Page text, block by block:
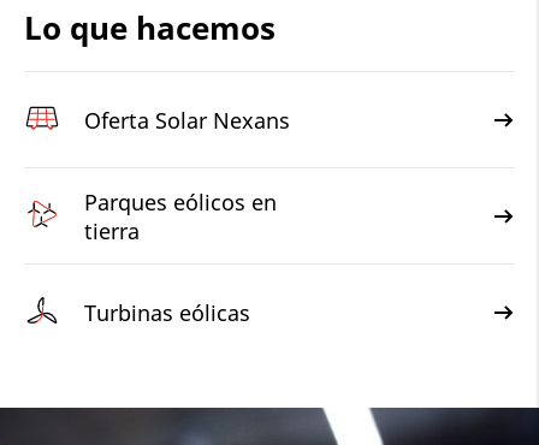
Lo que hacemos
Oferta Solar Nexans
Parques eólicos en
tierra
Turbinas eólicas